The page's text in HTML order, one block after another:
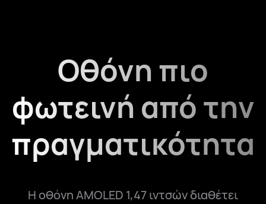
Οθόνη πιο
φωτεινή από την
πραγματικότητα
Η οθόνη AMOLED 1,47 ιντσών διαθέτει